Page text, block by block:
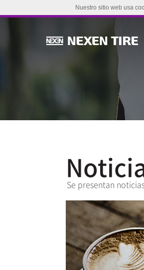
Nuestro sitio web usa
Se presentan